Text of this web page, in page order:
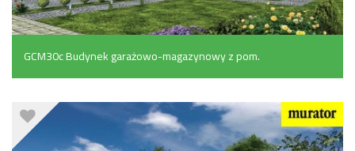
GCM30c Budynek garażowo-magazynowy z pom.
pomocniczymi i poddaszem użytkowym (558.8 m²)